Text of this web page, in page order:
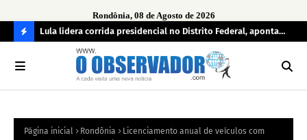
Rondônia, 08 de Agosto de 2026
O
R
Lula lidera corrida presidencial no Distrito Federal, aponta
pesquisa; Flávio Bolsonaro aparece em segundo
Página inicial Rondônia
Licenciamento anual de veículos com